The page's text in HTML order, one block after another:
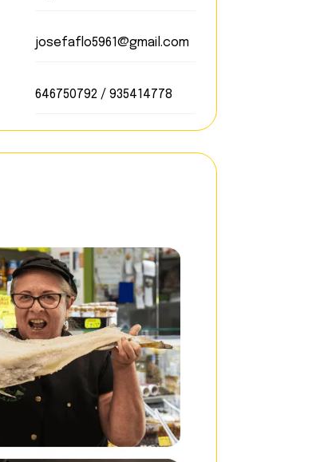
josefaflo5961@gmail.com
646750792 / 935414778